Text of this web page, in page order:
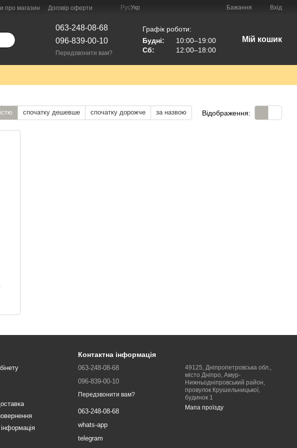
про магазин Договір оферти РусУкр Бажання Вхід
063-248-08-68
096-839-00-10
Передзвонити вам?
Графік роботи:
Будні:
10:00–19:00
Сб:
12:00–18:00
Мій кошик
спочатку дешевше спочатку дорожче за назвою Відображення:
Контактна інформація
063-248-08-68
096-839-00-10
Передзвонити вам?
063-248-08-68
whats-app
telegram
49125, Дніпропетровська обл.,
місто Дніпро, Амур-
Нижньодніпровський район,
провулок Крушельницької,
будинок 1
Мапа проїзду